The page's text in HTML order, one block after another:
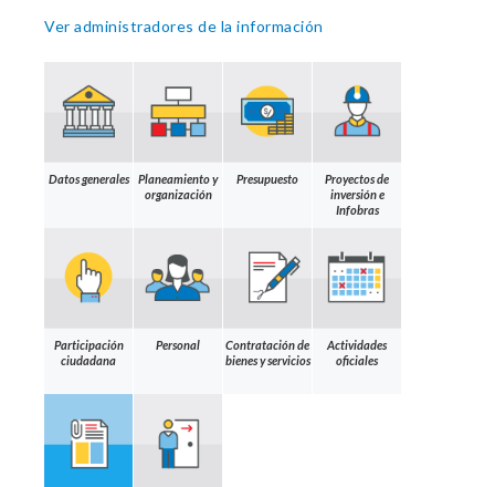
Ver administradores de la información
Datos generales
Planeamiento y
organización
Presupuesto
Proyectos de
inversión e
Infobras
Participación
ciudadana
Personal
Contratación de
bienes y servicios
Actividades
oficiales